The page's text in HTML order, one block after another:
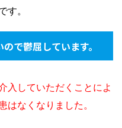
す。
で鬱屈しています。
入していただくことによ
はなくなりました。